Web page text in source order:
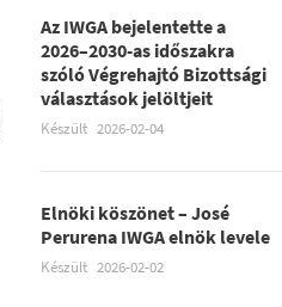
Az IWGA bejelentette a
2026–2030-as időszakra
szóló Végrehajtó Bizottsági
választások jelöltjeit
Készült 2026-02-04
Elnöki köszönet – José
Perurena IWGA elnök levele
Készült 2026-02-02